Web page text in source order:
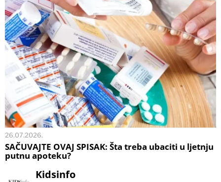
26.07.2026.
SAČUVAJTE OVAJ SPISAK: Šta treba ubaciti u ljetnju
putnu apoteku?
Kidsinfo